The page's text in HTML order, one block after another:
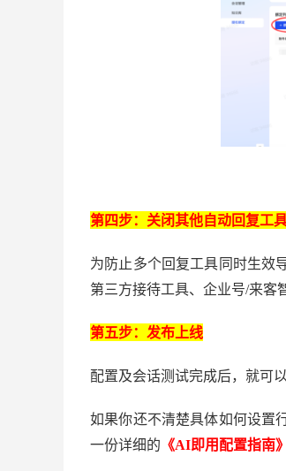
第四步：关闭其他自动回复工
为防止多个回复工具同时生效
第三方接待工具、企业号/来客
第五步：发布上线
配置及会话测试完成后，就可
如果你还不清楚具体如何设置
一份详细的 《AI即用配置指南》